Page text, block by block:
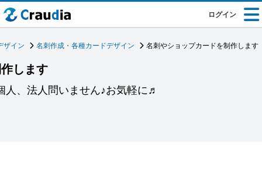
ログイン
ザイン 名刺作成・各種カードデザイン 名刺やショップカードを制作します
します
、法人問いません♪お気軽に♬